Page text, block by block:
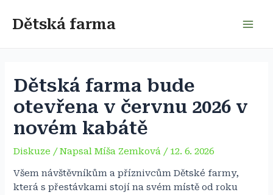
Dětská farma
Dětská farma bude
otevřena v červnu 2026 v
novém kabátě
Diskuze / NapsalMíša Zemková / 12. 6. 2026
Všem návštěvníkům a příznivcům Dětské farmy,
která s přestávkami stojí na svém místě od roku